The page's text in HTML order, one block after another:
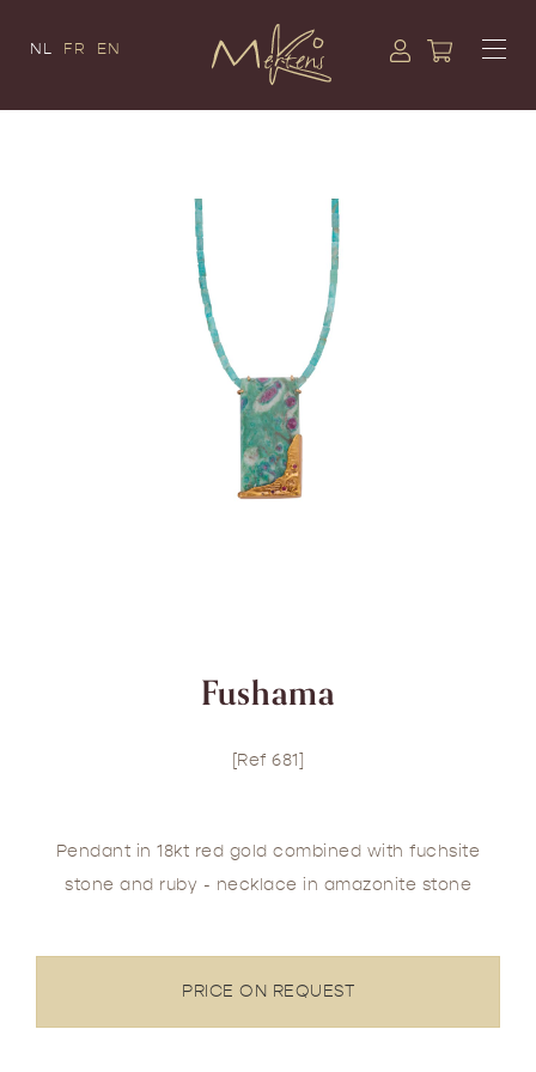
NL FR EN
Fushama
[Ref 681]
Pendant in 18kt red gold combined with fuchsite
stone and ruby - necklace in amazonite stone
PRICE ON REQUEST